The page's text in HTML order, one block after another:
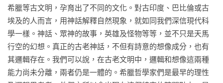
代』開始吧！透過認識大自然、觀賞動植物、花卉出發，進而
成為愛美的人，最終才可以成為愛世界、又愛人生的人。」
——★★何新松（北京大學多元文化教育課程客座教授）
「只要讀讀這本《如詩般的植物課》，您不但會長智慧，也會
更接近植物，更愛大自然。」
一座山丘一樣，樹也同樣被堆高。
10 開花植物：向陽光學習的孩子
花朵開心地對陽光敞開，就像是願意學習，敞開心胸的孩子。
當然，只想著惡作劇、不專心上課的人就像是遠離光的蘑菇。
而且某些蘑菇是有毒的，這些蘑菇只會生長在有東西死亡的地
希臘等古文明，孕育出了不同的文化。對古印度、巴比倫或古
埃及的人而言，用神話解釋自然現象，就如同我們深信現代科
學一樣。神話、眾神的故事，英雄及怪物等等，並不只是天馬
行空的幻想。真正的古老神話，不但有詩意的想像成分，也有
其邏輯存在。我們可以說，在古老文明中，邏輯和想像這兩種
能力尚未分離，兩者仍是一體的。希臘哲學家們是最早的理性